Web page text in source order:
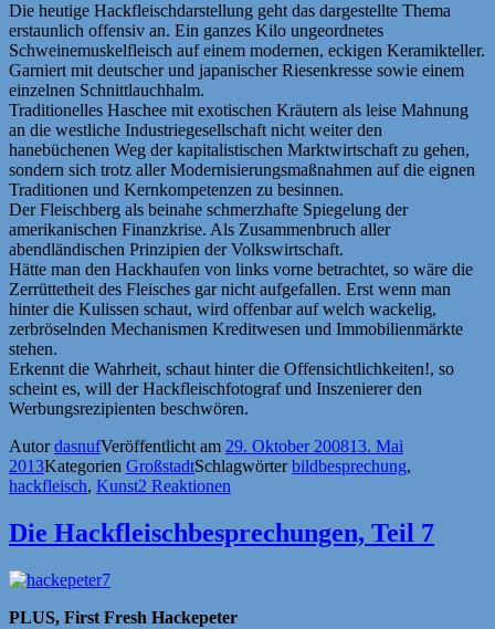
Die heutige Hackfleischdarstellung geht das dargestellte Thema
erstaunlich offensiv an. Ein ganzes Kilo ungeordnetes
Schweinemuskelfleisch auf einem modernen, eckigen Keramikteller.
Garniert mit deutscher und japanischer Riesenkresse sowie einem
einzelnen Schnittlauchhalm.
Traditionelles Haschee mit exotischen Kräutern als leise Mahnung
an die westliche Industriegesellschaft nicht weiter den
hanebüchenen Weg der kapitalistischen Marktwirtschaft zu gehen,
sondern sich trotz aller Modernisierungsmaßnahmen auf die eignen
Traditionen und Kernkompetenzen zu besinnen.
Der Fleischberg als beinahe schmerzhafte Spiegelung der
amerikanischen Finanzkrise. Als Zusammenbruch aller
abendländischen Prinzipien der Volkswirtschaft.
Hätte man den Hackhaufen von links vorne betrachtet, so wäre die
Zerrüttetheit des Fleisches gar nicht aufgefallen. Erst wenn man
hinter die Kulissen schaut, wird offenbar auf welch wackelig,
zerbröselnden Mechanismen Kreditwesen und Immobilienmärkte
stehen.
Erkennt die Wahrheit, schaut hinter die Offensichtlichkeiten!, so
scheint es, will der Hackfleischfotograf und Inszenierer den
Werbungsrezipienten beschwören.
AutordasnufVeröffentlicht am 29. Oktober 200813. Mai
2013Kategorien GroßstadtSchlagwörterbildbesprechung,
hackfleisch, Kunst2 Reaktionen
Die Hackfleischbesprechungen, Teil 7
PLUS, First Fresh Hackepeter